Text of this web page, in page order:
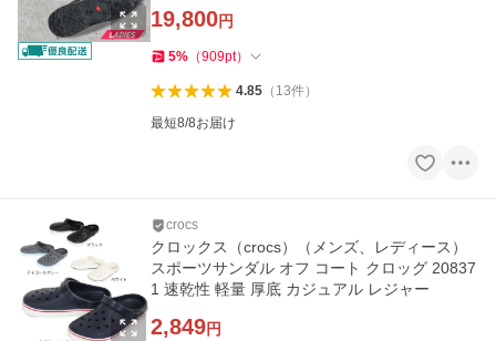
19,800円
5% （909pt）
4.85（ 13件）
最短8/8お届け
crocs
クロックス（crocs）（メンズ、レディース）
スポーツサンダル オフ コート クロッグ 20837
1 速乾性 軽量 厚底 カジュアル レジャー
2,849円